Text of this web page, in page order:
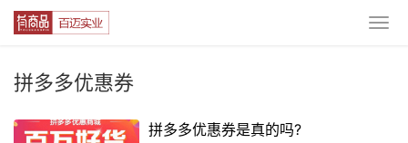
拼多多优惠券
拼多多优惠券是真的吗?